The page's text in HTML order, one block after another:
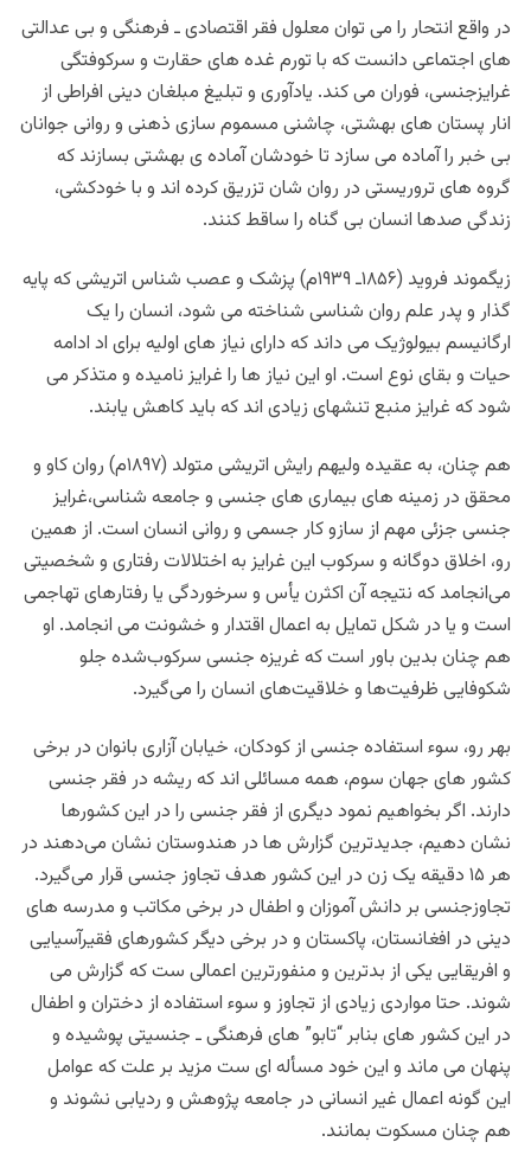
در واقع انتحار را می توان معلول فقر اقتصادی ـ فرهنگی و بی عدالتی
های اجتماعی دانست که با تورم غده های حقارت و سرکوفتگی
غرایزجنسی، فوران می کند. یادآوری و تبلیغ مبلغان دینی افراطی از
انار پستان های بهشتی، چاشنی مسموم سازی ذهنی و روانی جوانان
بی خبر را آماده می سازد تا خودشان آماده ی بهشتی بسازند که
گروه های تروریستی در روان شان تزریق کرده اند و با خودکشی،
زندگی صدها انسان بی گناه را ساقط کنند.
زیگموند فروید (۱۸۵۶ـ ۱۹۳۹م) پزشک و عصب شناس اتریشی که پایه
گذار و پدر علم روان شناسی شناخته می شود، انسان را یک
ارگانیسم بیولوژیک می داند که دارای نیاز های اولیه برای اد ادامه
حیات و بقای نوع است. او این نیاز ها را غرایز نامیده و متذکر می
شود که غرایز منبع تنشهای زیادی اند که باید کاهش یابند.
هم چنان، به عقیده ولیهم رایش اتریشی متولد (۱۸۹۷م) روان کاو و
محقق در زمینه های بیماری های جنسی و جامعه شناسی،غرایز
جنسی جزئی مهم از سازو کار جسمی و روانی انسان است. از همین
رو، اخلاق دوگانه و سرکوب این غرایز به اختلالات رفتاری و شخصیتی
می‌انجامد که نتیجه آن اکثرن یأس و سرخوردگی یا رفتارهای تهاجمی
است و یا در شکل تمایل به اعمال اقتدار و خشونت می انجامد. او
هم چنان بدین باور است که غریزه جنسی سرکوب‌شده جلو
شکوفایی ظرفیت‌ها و خلاقیت‌های انسان را می‌گیرد.
بهر رو، سوء استفاده جنسی از کودکان، خیابان آزاری بانوان در برخی
کشور های جهان سوم، همه مسائلی اند که ریشه در فقر جنسی
دارند. اگر بخواهیم نمود دیگری از فقر جنسی را در این کشورها
نشان دهیم، جدیدترین گزارش‌ ها در هندوستان نشان می‌دهند در
هر ۱۵ دقیقه یک زن در این کشور هدف تجاوز جنسی قرار می‌گیرد.
تجاوزجنسی بر دانش آموزان و اطفال در برخی مکاتب و مدرسه های
دینی در افغانستان، پاکستان و در برخی دیگر کشورهای فقیرآسیایی
و افریقایی یکی از بدترین و منفورترین اعمالی ست که گزارش می
شوند. حتا مواردی زیادی از تجاوز و سوء استفاده از دختران و اطفال
در این کشور های بنابر “تابو” های فرهنگی ـ جنسیتی پوشیده و
پنهان می ماند و این خود مسأله ای ست مزید بر علت که عوامل
این گونه اعمال غیر انسانی در جامعه پژوهش و ردیابی نشوند و
هم چنان مسکوت بمانند.